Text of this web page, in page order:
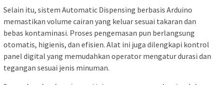
Selain itu, sistem Automatic Dispensing berbasis Arduino
memastikan volume cairan yang keluar sesuai takaran dan
bebas kontaminasi. Proses pengemasan pun berlangsung
otomatis, higienis, dan efisien. Alat ini juga dilengkapi kontrol
panel digital yang memudahkan operator mengatur durasi dan
tegangan sesuai jenis minuman.